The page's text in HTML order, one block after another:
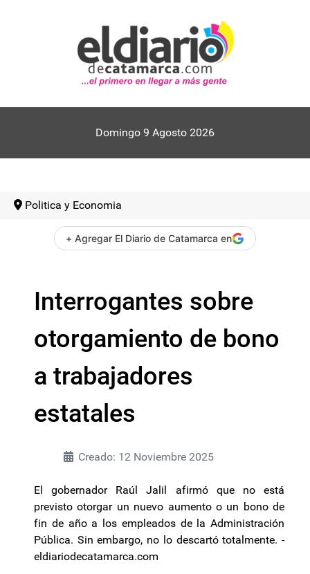
Domingo 9 Agosto 2026
Politica y Economia
+ Agregar El Diario de Catamarca en
Interrogantes sobre
otorgamiento de bono
a trabajadores
estatales
Creado: 12 Noviembre 2025
El gobernador Raúl Jalil afirmó que no está
previsto otorgar un nuevo aumento o un bono de
fin de año a los empleados de la Administración
Pública. Sin embargo, no lo descartó totalmente. -
eldiariodecatamarca.com